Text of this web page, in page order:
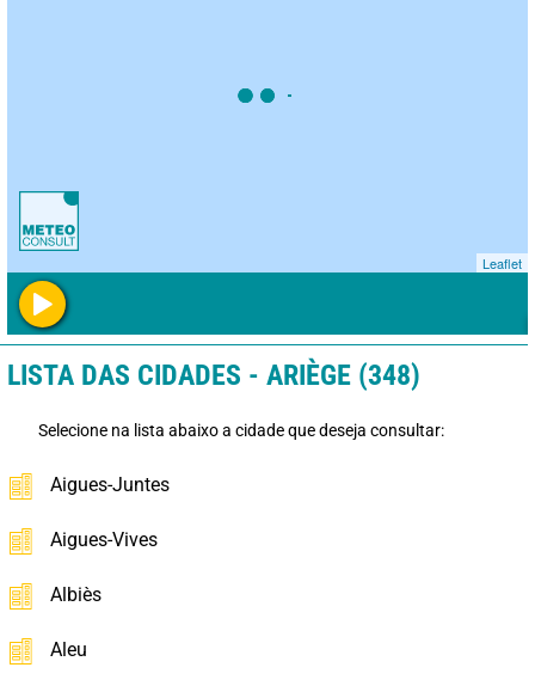
Leaflet
LISTA DAS CIDADES - ARIÈGE (348)
Selecione na lista abaixo a cidade que deseja consultar:
Aigues-Juntes
Aigues-Vives
Albiès
Aleu